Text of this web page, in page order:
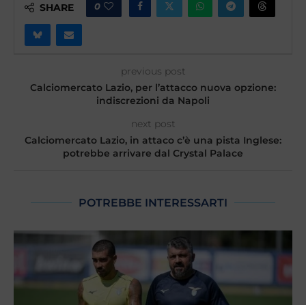
SHARE 0
previous post
Calciomercato Lazio, per l’attacco nuova opzione:
indiscrezioni da Napoli
next post
Calciomercato Lazio, in attaco c’è una pista Inglese:
potrebbe arrivare dal Crystal Palace
POTREBBE INTERESSARTI